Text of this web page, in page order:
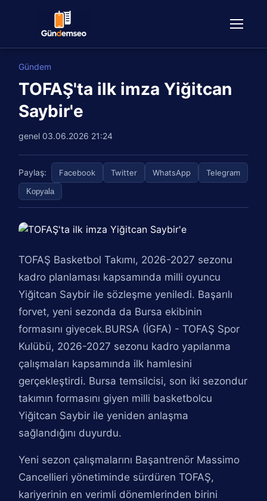
Gündem
TOFAŞ'ta ilk imza Yiğitcan
Saybir'e
genel 03.06.2026 21:24
Paylaş: Facebook Twitter WhatsApp Telegram
Kopyala
TOFAŞ Basketbol Takımı, 2026-2027 sezonu
kadro planlaması kapsamında milli oyuncu
Yiğitcan Saybir ile sözleşme yeniledi. Başarılı
forvet, yeni sezonda da Bursa ekibinin
formasını giyecek.BURSA (İGFA) - TOFAŞ Spor
Kulübü, 2026-2027 sezonu kadro yapılanma
çalışmaları kapsamında ilk hamlesini
gerçekleştirdi. Bursa temsilcisi, son iki sezondur
takımın formasını giyen milli basketbolcu
Yiğitcan Saybir ile yeniden anlaşma
sağlandığını duyurdu.
Yeni sezon çalışmalarını Başantrenör Massimo
Cancellieri yönetiminde sürdüren TOFAŞ,
kariyerinin en verimli dönemlerinden birini